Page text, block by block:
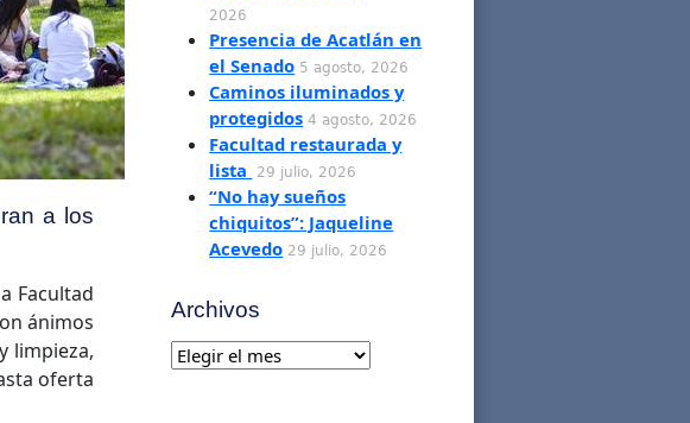
a los
Facultad
ánimos
limpieza,
oferta
2026
Presencia de Acatlán en
el Senado 5 agosto, 2026
Caminos iluminados y
protegidos 4 agosto, 2026
Facultad restaurada y
lista
29 julio, 2026
“No hay sueños
chiquitos”: Jaqueline
Acevedo 29 julio, 2026
Archivos
Archivos